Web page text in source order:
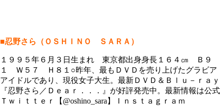
■忍野さら（ＯＳＨＩＮＯ ＳＡＲＡ）
１９９５年６月３日生まれ 東京都出身身長１６４㎝ Ｂ９
１ Ｗ５７ Ｈ８１○昨年、最もＤＶＤを売り上げたグラビア
アイドルであり、現役女子大生。最新ＤＶＤ＆Ｂｌｕ－ｒａｙ
『忍野さら／Ｄｅａｒ．．．』が好評発売中。最新情報は公式
Ｔｗｉｔｔｅｒ【@oshino_sara】Ｉｎｓｔａｇｒａｍ